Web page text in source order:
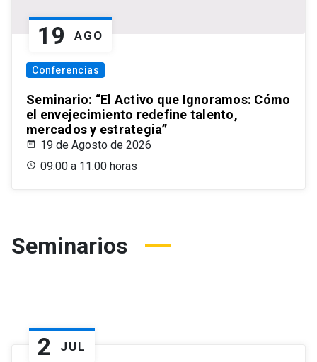
19 AGO
Conferencias
Seminario: “El Activo que Ignoramos: Cómo
el envejecimiento redefine talento,
mercados y estrategia”
19 de Agosto de 2026
09:00 a 11:00 horas
Seminarios
2 JUL